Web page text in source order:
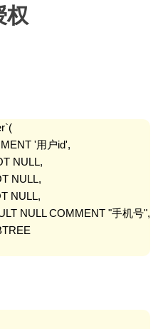
权
'用户id',
NULL,
NULL,
NULL,
NULL COMMENT "手机号",